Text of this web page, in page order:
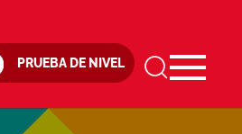
PRUEBA DE NIVEL